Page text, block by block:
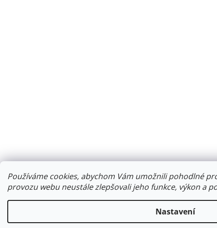
Používáme cookies, abychom Vám umožnili pohodlné
provozu webu neustále zlepšovali jeho funkce, výkon a
Nastavení